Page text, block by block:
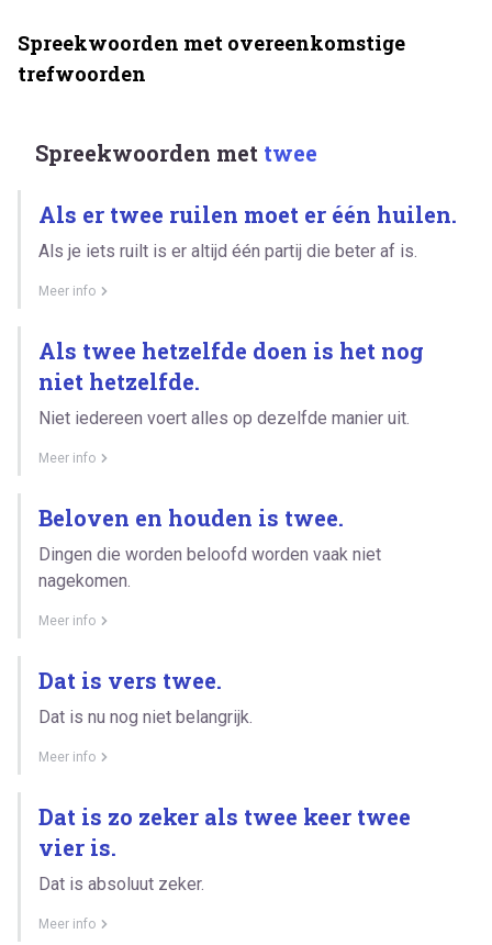
Spreekwoorden met overeenkomstige
trefwoorden
Spreekwoorden met twee
Als er twee ruilen moet er één huilen.
Als je iets ruilt is er altijd één partij die beter af is.
Meer info
Als twee hetzelfde doen is het nog
niet hetzelfde.
Niet iedereen voert alles op dezelfde manier uit.
Meer info
Beloven en houden is twee.
Dingen die worden beloofd worden vaak niet
nagekomen.
Meer info
Dat is vers twee.
Dat is nu nog niet belangrijk.
Meer info
Dat is zo zeker als twee keer twee
vier is.
Dat is absoluut zeker.
Meer info